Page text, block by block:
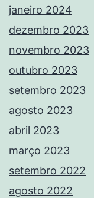
janeiro 2024
dezembro 2023
novembro 2023
outubro 2023
setembro 2023
agosto 2023
abril 2023
março 2023
setembro 2022
agosto 2022